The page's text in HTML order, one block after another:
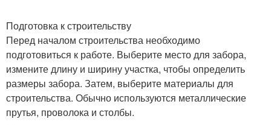
Подготовка к строительству
Перед началом строительства необходимо
подготовиться к работе. Выберите место для забора,
измените длину и ширину участка, чтобы определить
размеры забора. Затем, выберите материалы для
строительства. Обычно используются металлические
прутья, проволока и столбы.